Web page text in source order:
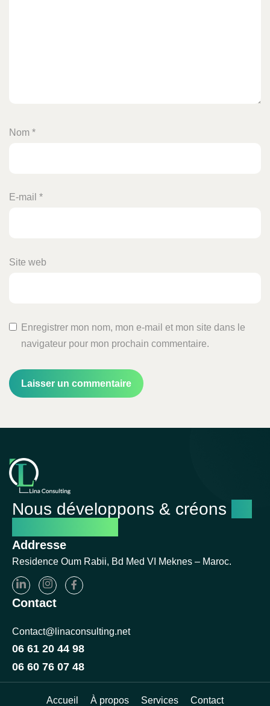
Nom *
E-mail *
Site web
Enregistrer mon nom, mon e-mail et mon site dans le
navigateur pour mon prochain commentaire.
Nous développons & créons
Addresse
Residence Oum Rabii, Bd Med VI Meknes – Maroc.
Contact
Contact@linaconsulting.net
06 61 20 44 98
06 60 76 07 48
Accueil À propos Services Contact